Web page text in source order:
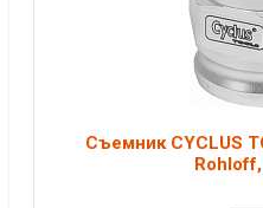
Съемник CYCLUS